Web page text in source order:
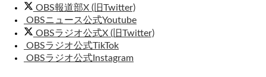
OBS報道部X (旧Twitter)
OBSニュース公式Youtube
OBSラジオ公式X (旧Twitter)
OBSラジオ公式TikTok
OBSラジオ公式Instagram